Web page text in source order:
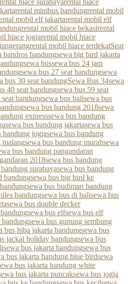
rental hiace surabayarental hiace
rental minibus bandungrental mobil
mobil elf jakartarental mobil elf
rental mobil hiace bekasirental
hiace jogjarental mobil hiace
rental mobil hiace terdekatSeat
bandros bandungsewa big bird jakarta
sewa bussewa bus 24 jam
sewa bus 27 seat bandungsewa
bus 30 seat bandungSewa Bus 34sewa
40 seat bandungsewa bus 59 seat
bandungsewa bus balisewa bus
sewa bus bandung 2018sewa
expresssewa bus bandung
sewa bus bandung jakartasewa bus
bandung jogjasewa bus bandung
malangsewa bus bandung murahsewa
bus bandung pangandaran
2018sewa bus bandung
surabayasewa bus bandung
bandungsewa bus big bird ke
sewa bus budiman bandung
bandungsewa bus di balisewa bus
sewa bus double decker
sewa bus elfsewa bus elf
bandungsewa bus gunung sembung
bus hiba jakarta bandungsewa bus
jackal holiday bandungsewa bus
sewa bus jakarta bandungsewa bus
bus jakarta bandung blue birdsewa
bus jakarta bandung white
bus jakarta puncaksewa bus jogja